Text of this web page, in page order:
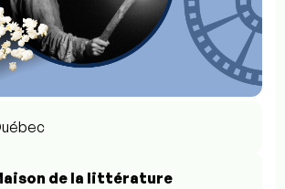
de la littérature